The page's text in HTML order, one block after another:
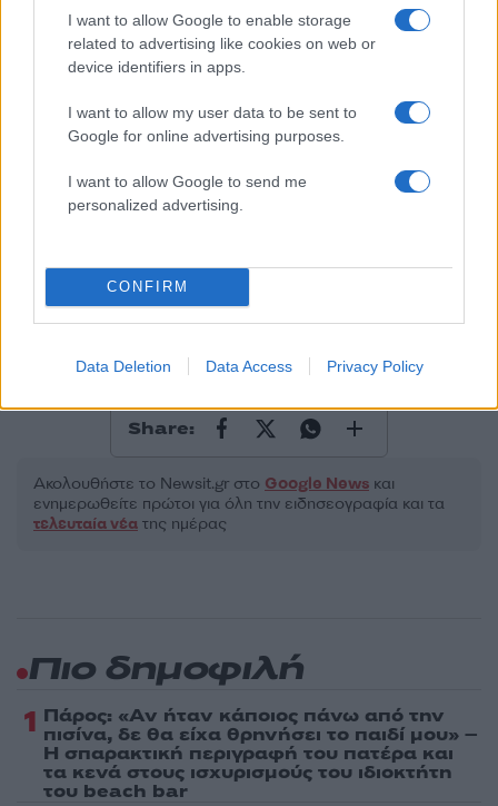
I want to allow Google to enable storage
related to advertising like cookies on web or
device identifiers in apps.
I want to allow my user data to be sent to
Google for online advertising purposes.
I want to allow Google to send me
personalized advertising.
CONFIRM
Data Deletion Data Access Privacy Policy
50 /50
Υποβολή σχολίου
Κόσμος
ΕΙΔΗΣΕΙΣ
ΚΟΡΟΝΑΙΟΣ ΕΙΔΗΣΕΙΣ
ΚΟΡΟΝΑΙΟΣ ΕΠΙΔΗΜΙΑ
ΚΟΡΟΝΟΪΟΣ
Share:
Ακολουθήστε το Νewsit.gr στο Google News και
ενημερωθείτε πρώτοι για όλη την ειδησεογραφία και τα
τελευταία νέα της ημέρας
Πιο δημοφιλή
1 Πάρος: «Αν ήταν κάποιος πάνω από την
πισίνα, δε θα είχα θρηνήσει το παιδί μου» –
Η σπαρακτική περιγραφή του πατέρα και
τα κενά στους ισχυρισμούς του ιδιοκτήτη
του beach bar